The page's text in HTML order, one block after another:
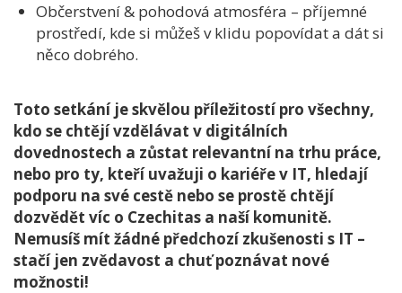
Občerstvení & pohodová atmosféra – příjemné
prostředí, kde si můžeš v klidu popovídat a dát si
něco dobrého.
Toto setkání je skvělou příležitostí pro všechny,
kdo se chtějí vzdělávat v digitálních
dovednostech a zůstat relevantní na trhu práce,
nebo pro ty, kteří uvažuji o kariéře v IT, hledají
podporu na své cestě nebo se prostě chtějí
dozvědět víc o Czechitas a naší komunitě.
Nemusíš mít žádné předchozí zkušenosti s IT –
stačí jen zvědavost a chuť poznávat nové
možnosti!